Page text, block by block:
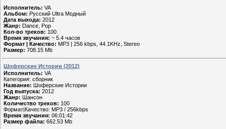
Исполнитель: VA
Альбом: Русский Ultra Модный
Дата выхода: 2012
Жанр: Dance, Pop
Кол-во треков: 100
Время звучания: ~ 5.4 часов
Формат | Качество: MP3 | 256 kbps, 44.1KHz, Stereo
Размер: 708.15 Mb
Шоферские Истории (2012)
Исполнитель: VA
Категория: сборник
Название: Шоферские Истории
Год выпуска: 2012
Жанр: Шансон
Количество треков: 100
Формат|Качество: MP3 / 256kbps
Время звучания: 06:01:42
Размер файла: 662.53 Mb